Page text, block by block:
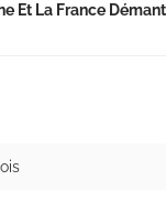
Et La France